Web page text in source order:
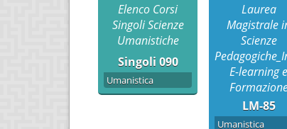
Elenco Corsi
Singoli Scienze
Umanistiche
Singoli 090
Umanistica
Laurea
Magistrale
Scienze
E-learning e
LM-85
Umanistica